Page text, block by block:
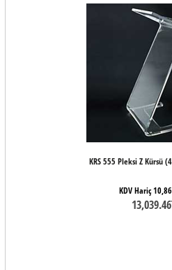
KRS 555 Pleksi Z Kürsü
KDV Hariç